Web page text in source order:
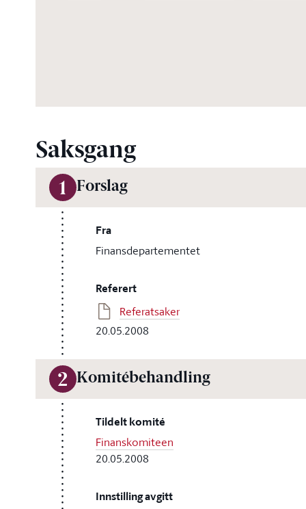
Saksgang
1 Forslag
Fra
Finansdepartementet
Referert
Referatsaker
20.05.2008
2 Komitébehandling
Tildelt komité
Finanskomiteen
20.05.2008
Innstilling avgitt